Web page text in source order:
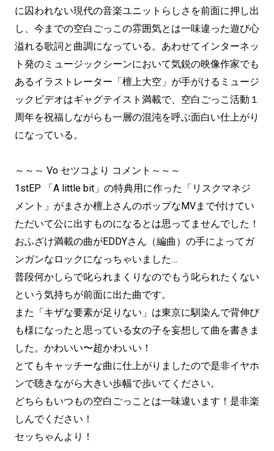
に囚われない現代の音楽ユニットらしさを前面に押し出
し、今までの空白ごっこの雰囲気とは一味違った遊び心
溢れる歌詞と曲調になっている。あわせてインターネッ
ト発のミュージックシーンにおいて気鋭の映像作家でも
あるイラストレーター「檀上大空」が手がけるミュージ
ックビデオはギャグテイスト満載で、空白ごっこ活動１
周年を祝福しながらも一層の混沌を呼ぶ面白い仕上がり
になっている。
～～～ Vo セツコより コメント～～～
1stEP 「A little bit」の特典用に作った「リスクマネジ
メント」がまさか檀上さんのポップなMVまで付けてい
ただいて公に出すものになるとは思ってませんでした！
おふざけ満載の曲がEDDYさん（編曲）の手によってガ
ンガンなロックになっちゃいました…
普段何かしらで叱られまくりなのでもう叱られたくない
という気持ちが前面に出た曲です。
また「キザな要素が足りない」は東京に馴染んで背伸び
も様になったと思っている女の子を妄想して曲を書きま
した。かわいい〜超かわいい！
とてもキャッチーな曲に仕上がりましたので是非イヤホ
ンで聴きながら大きい歩幅で歩いてください。
どちらもいつもの空白ごっことは一味違います！是非楽
しんでください！
セッちゃんより！